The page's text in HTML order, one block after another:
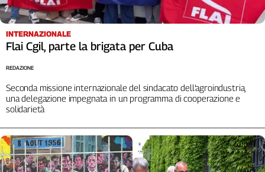
nel
Lavoro
Territori
Abruzzo-
Alto
Adige
Calabria
Campania
Emilia-
INTERNAZIONALE
Flai Cgil, parte la brigata per Cuba
Seconda missione internazionale del sindacato dell’agroindustria,
una delegazione impegnata in un programma di cooperazione e
solidarietà
REDAZIONE